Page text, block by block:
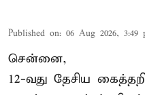
Published on: 06 Aug 2026, 3:49
சென்னை,
12-வது தேசிய